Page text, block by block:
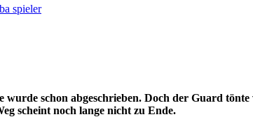
spieler
wurde schon abgeschrieben. Doch der Guard
scheint noch lange nicht zu Ende.